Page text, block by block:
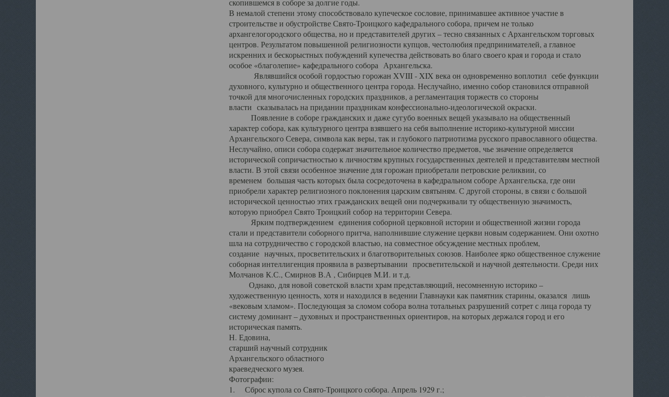
скопившемся в соборе за долгие годы.
В немалой степени этому способствовало купеческое сословие, принимавшее активное участие в
строительстве и обустройстве Свято-Троицкого кафедрального собора, причем не только
архангелогородского общества, но и представителей других – тесно связанных с Архангельском торговых
центров. Результатом повышенной религиозности купцов, честолюбия предпринимателей, а главное
искренних и бескорыстных побуждений купечества действовать во благо своего края и города и стало
особое «благолепие» кафедрального собора Архангельска.
Являвшийся особой гордостью горожан XVIII - XIX века он одновременно воплотил себе функции
духовного, культурно и общественного центра города. Неслучайно, именно собор становился отправной
точкой для многочисленных городских праздников, а регламентация торжеств со стороны
власти сказывалась на придании праздникам конфессионально-идеологической окраски.
Появление в соборе гражданских и даже сугубо военных вещей указывало на общественный
характер собора, как культурного центра взявшего на себя выполнение историко-культурной миссии
Архангельского Севера, символа как веры, так и глубокого патриотизма русского православного общества.
Неслучайно, описи собора содержат значительное количество предметов, чье значение определяется
исторической сопричастностью к личностям крупных государственных деятелей и представителям местной
власти. В этой связи особенное значение для горожан приобретали петровские реликвии, со
временем большая часть которых была сосредоточена в кафедральном соборе Архангельска, где они
приобрели характер религиозного поклонения царским святыням. С другой стороны, в связи с большой
исторической ценностью этих гражданских вещей они подчеркивали ту общественную значимость,
которую приобрел Свято Троицкий собор на территории Севера.
Ярким подтверждением единения соборной церковной истории и общественной жизни города
стали и представители соборного притча, наполнившие служение церкви новым содержанием. Они охотно
шла на сотрудничество с городской властью, на совместное обсуждение местных проблем,
создание научных, просветительских и благотворительных союзов. Наиболее ярко общественное служение
соборная интеллигенция проявила в развертывании просветительской и научной деятельности. Среди них
Молчанов К.С., Смирнов В.А , Сибирцев М.И. и т.д.
Однако, для новой советской власти храм представляющий, несомненную историко –
художественную ценность, хотя и находился в ведении Главнауки как памятник старины, оказался лишь
«вековым хламом». Последующая за сломом собора волна тотальных разрушений сотрет с лица города ту
систему доминант – духовных и пространственных ориентиров, на которых держался город и его
историческая память.
Н. Едовина,
старший научный сотрудник
Архангельского областного
краеведческого музея.
Фотографии:
1. Сброс купола со Свято-Троицкого собора. Апрель 1929 г.;